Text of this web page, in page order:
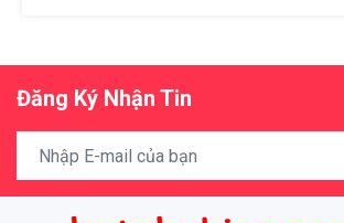
Đăng Ký Nhận Tin